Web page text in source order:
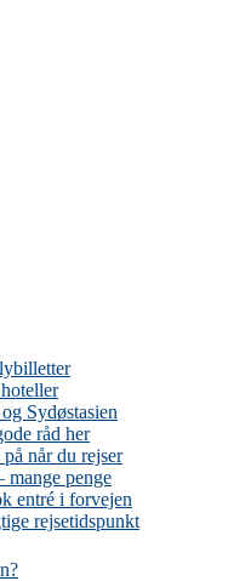
Sydøstasien
råd her
på når du rejser
mange penge
entré i forvejen
rejsetidspunkt